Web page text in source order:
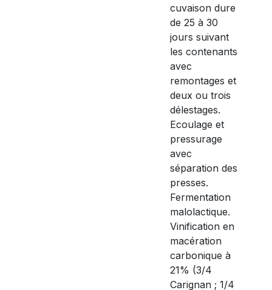
cuvaison dure
de 25 à 30
jours suivant
les contenants
avec
remontages et
deux ou trois
délestages.
Ecoulage et
pressurage
avec
séparation des
presses.
Fermentation
malolactique.
Vinification en
macération
carbonique à
21% (3/4
Carignan ; 1/4